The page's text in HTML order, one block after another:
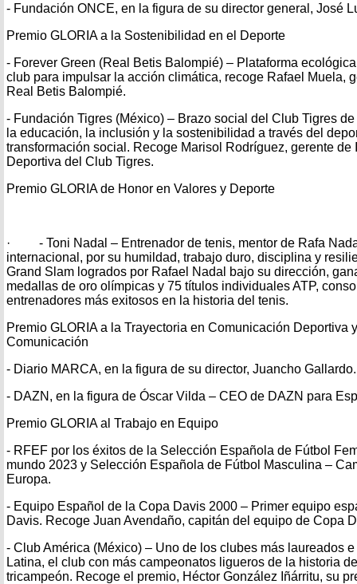
- Fundación ONCE, en la figura de su director general, José
Premio GLORIA a la Sostenibilidad en el Deporte
- Forever Green (Real Betis Balompié) – Plataforma
club para impulsar la acción climática, recoge Rafael Muela,
Real Betis Balompié.
- Fundación Tigres (México) – Brazo social del Club Tigres
la educación, la inclusión y la sostenibilidad a través del
transformación social. Recoge Marisol Rodríguez, gerente
Deportiva del Club Tigres.
Premio GLORIA de Honor en Valores y Deporte
· - Toni Nadal – Entrenador de tenis, mentor de Rafa
internacional, por su humildad, trabajo duro, disciplina y
Grand Slam logrados por Rafael Nadal bajo su dirección,
medallas de oro olímpicas y 75 títulos individuales ATP,
entrenadores más exitosos en la historia del tenis.
Premio GLORIA a la Trayectoria en Comunicación Deportiva
Comunicación
- Diario MARCA, en la figura de su director, Juancho Gallardo.
- DAZN, en la figura de Óscar Vilda – CEO de DAZN para
Premio GLORIA al Trabajo en Equipo
- RFEF por los éxitos de la Selección Española de Fútbol
mundo 2023 y Selección Española de Fútbol Masculina –
Europa.
- Equipo Español de la Copa Davis 2000 – Primer equipo
Davis. Recoge Juan Avendaño, capitán del equipo de Copa
- Club América (México) – Uno de los clubes más laureados
Latina, el club con más campeonatos ligueros de la historia
tricampeón. Recoge el premio, Héctor González Iñárritu, su